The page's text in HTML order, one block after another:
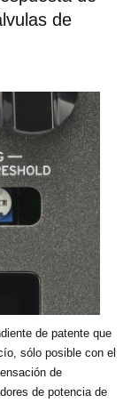
de
de patente que
sólo posible con el
de
de potencia de